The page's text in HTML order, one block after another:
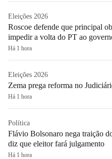
Eleições 2026
Roscoe defende que principal
impedir a volta do PT ao
Há 1 hora
Eleições 2026
Zema prega reforma no
Há 1 hora
Política
Flávio Bolsonaro nega traição
diz que eleitor fará julgamento
Há 1 hora